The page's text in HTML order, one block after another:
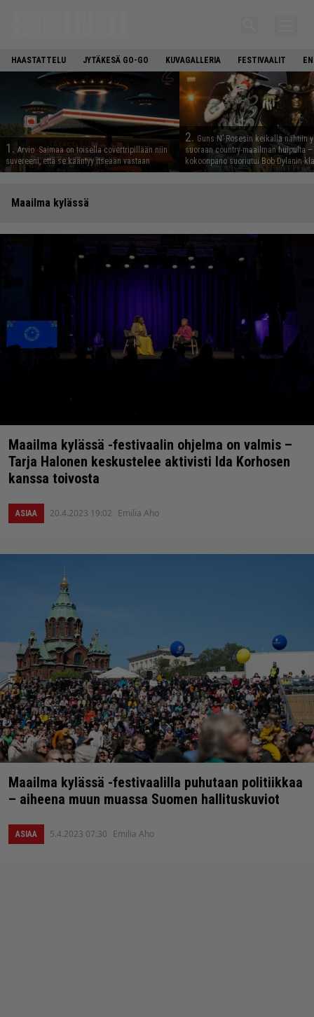
HAASTATTELU JYTÄKESÄ GO-GO KUVAGALLERIA FESTIVAALIT
1. Arvio: Saimaa on toisella covertripillään niin
suvereeni, että se kääntyy itseään vastaan
2. Guns N’ Rosesin keikalla nähtiin
suoraan country-maailman huipulta
kokoonpano suoriutui Bob Dylanin
Maailma kylässä
Maailma kylässä -festivaalin ohjelma on valmis –
Tarja Halonen keskustelee aktivisti Ida Korhosen
kanssa toivosta
ASIAA 20.4.2023 19:02 Emilia Aho
Maailma kylässä -festivaalilla puhutaan politiikkaa
– aiheena muun muassa Suomen hallituskuviot
ASIAA 5.4.2023 07:30 Emilia Aho